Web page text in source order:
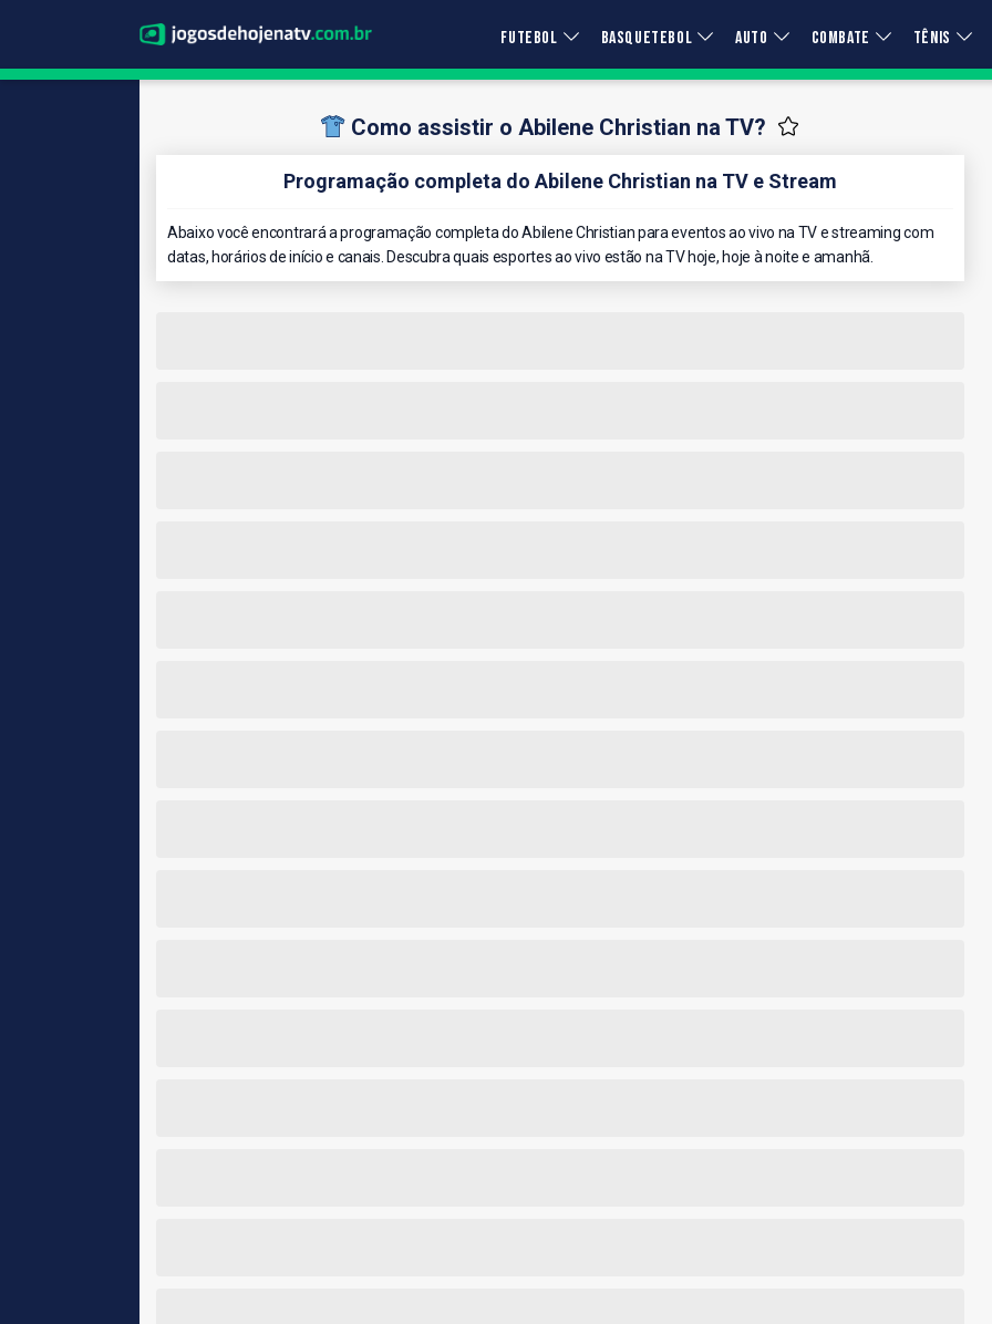
FUTEBOL BASQUETEBOL AUTO COMBATE TÊNIS
Como assistir o Abilene Christian na TV?
Programação completa do Abilene Christian na TV e Stream
Abaixo você encontrará a programação completa do Abilene Christian para eventos ao vivo na TV e streaming com
datas, horários de início e canais. Descubra quais esportes ao vivo estão na TV hoje, hoje à noite e amanhã.